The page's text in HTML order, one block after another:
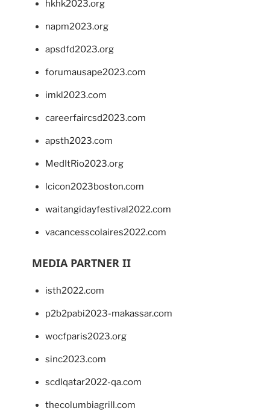
hkhk2023.org
napm2023.org
apsdfd2023.org
forumausape2023.com
imkl2023.com
careerfaircsd2023.com
apsth2023.com
MedItRio2023.org
lcicon2023boston.com
waitangidayfestival2022.com
vacancesscolaires2022.com
MEDIA PARTNER II
isth2022.com
p2b2pabi2023-makassar.com
wocfparis2023.org
sinc2023.com
scdlqatar2022-qa.com
thecolumbiagrill.com